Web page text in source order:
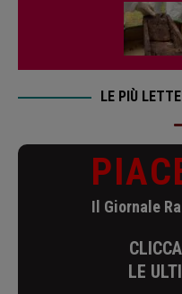
LE PIÙ
Il Giornale
LE